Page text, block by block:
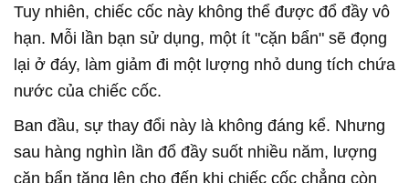
Tuy nhiên, chiếc cốc này không thể được đổ đầy vô
hạn. Mỗi lần bạn sử dụng, một ít "cặn bẩn" sẽ đọng
lại ở đáy, làm giảm đi một lượng nhỏ dung tích chứa
nước của chiếc cốc.
Ban đầu, sự thay đổi này là không đáng kể. Nhưng
sau hàng nghìn lần đổ đầy suốt nhiều năm, lượng
cặn bẩn tăng lên cho đến khi chiếc cốc chẳng còn